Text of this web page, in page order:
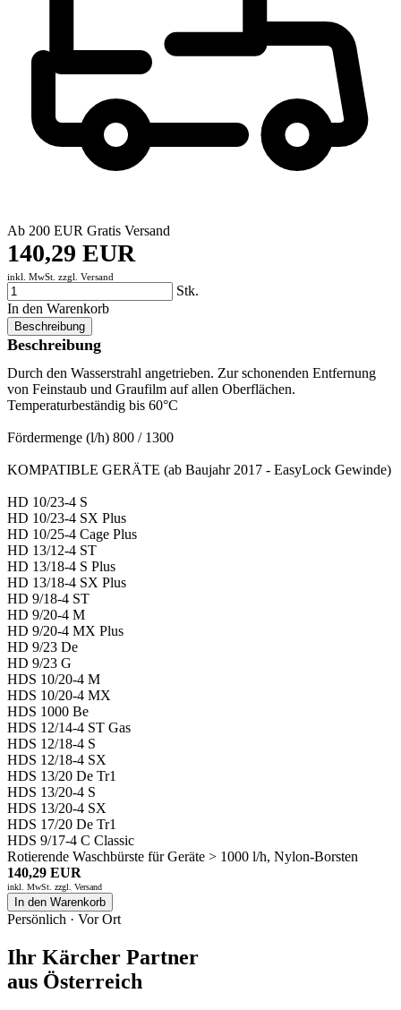
Ab 200 EUR Gratis Versand
140,29 EUR
inkl. MwSt. zzgl. Versand
Stk.
In den Warenkorb
Beschreibung
Beschreibung
Durch den Wasserstrahl angetrieben. Zur schonenden Entfernung
von Feinstaub und Graufilm auf allen Oberflächen.
Temperaturbeständig bis 60°C
Fördermenge (l/h) 800 / 1300
KOMPATIBLE GERÄTE (ab Baujahr 2017 - EasyLock Gewinde)
HD 10/23-4 S
HD 10/23-4 SX Plus
HD 10/25-4 Cage Plus
HD 13/12-4 ST
HD 13/18-4 S Plus
HD 13/18-4 SX Plus
HD 9/18-4 ST
HD 9/20-4 M
HD 9/20-4 MX Plus
HD 9/23 De
HD 9/23 G
HDS 10/20-4 M
HDS 10/20-4 MX
HDS 1000 Be
HDS 12/14-4 ST Gas
HDS 12/18-4 S
HDS 12/18-4 SX
HDS 13/20 De Tr1
HDS 13/20-4 S
HDS 13/20-4 SX
HDS 17/20 De Tr1
HDS 9/17-4 C Classic
Rotierende Waschbürste für Geräte > 1000 l/h, Nylon-Borsten
140,29 EUR
inkl. MwSt. zzgl. Versand
In den Warenkorb
Persönlich · Vor Ort
Ihr Kärcher Partner
aus Österreich